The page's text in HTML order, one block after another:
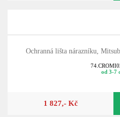
Ochranná lišta nárazníku,
od 3-7
1 827,- Kč